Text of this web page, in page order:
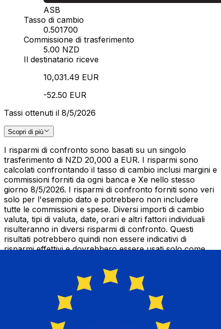
ASB
Tasso di cambio
0.501700
Commissione di trasferimento
5.00 NZD
Il destinatario riceve
10,031.49 EUR
-52.50 EUR
Tassi ottenuti il 8/5/2026
Scopri di più
I risparmi di confronto sono basati su un singolo
trasferimento di NZD 20,000 a EUR. I risparmi sono
calcolati confrontando il tasso di cambio inclusi margini e
commissioni forniti da ogni banca e Xe nello stesso
giorno 8/5/2026. I risparmi di confronto forniti sono veri
solo per l'esempio dato e potrebbero non includere
tutte le commissioni e spese. Diversi importi di cambio
valuta, tipi di valuta, date, orari e altri fattori individuali
risulteranno in diversi risparmi di confronto. Questi
risultati potrebbero quindi non essere indicativi di
risparmi effettivi e dovrebbero essere usati solo come
Valore convertito